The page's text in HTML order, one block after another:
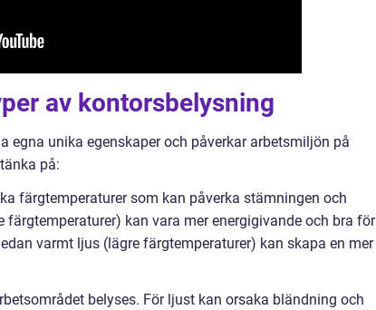
av kontorsbelysning
egna unika egenskaper och påverkar arbetsmiljön på
på:
färgtemperaturer som kan påverka stämningen och
kan vara mer energigivande och bra för
varmt ljus (lägre färgtemperaturer) kan skapa en mer
belyses. För ljust kan orsaka bländning och